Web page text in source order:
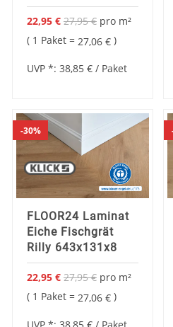
22,95 € 27,95 € pro m²
1 Paket = Sonderangebot
27,06 €
UVP *: 38,85 € / Paket
30%
FLOOR24 Laminat
Eiche Fischgrät
Rilly 643x131x8
22,95 € 27,95 € pro m²
1 Paket = Sonderangebot
27,06 €